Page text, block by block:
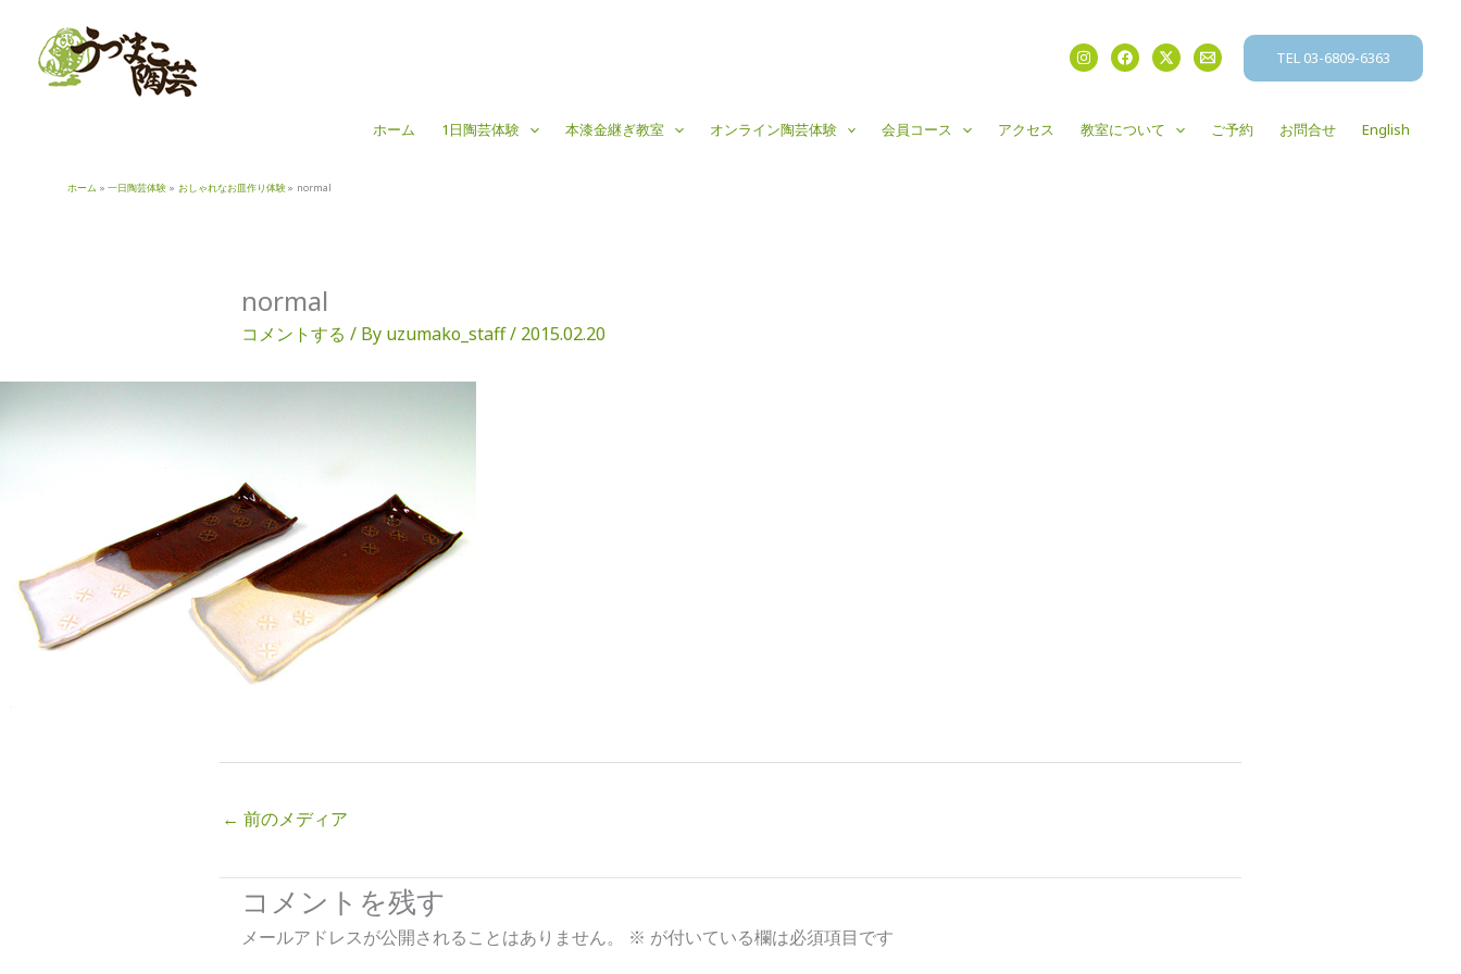
TEL 03-6809-6363
ホーム 1日陶芸体験 本漆金継ぎ教室 オンライン陶芸体験 会員コース アクセス 教室について ご予約 お問合せ English
ホーム 一日陶芸体験 おしゃれなお皿作り体験 normal
normal
コメントする / By uzumako_staff/ 2015.02.20
← 前のメディア
コメントを残す
メールアドレスが公開されることはありません。 ※ が付いている欄は必須項目です